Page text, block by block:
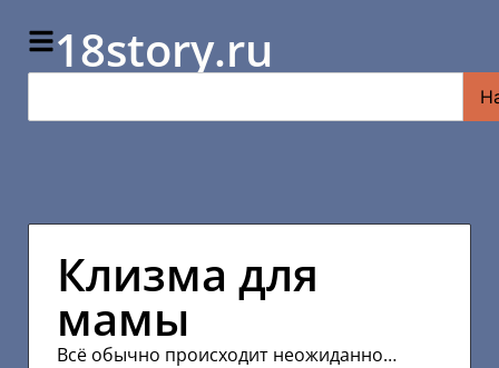
18story.ru
Клизма для
мамы
Всё обычно происходит неожиданно…